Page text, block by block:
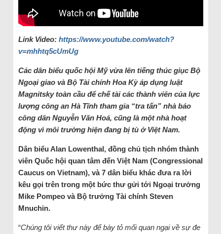
Link Video: https://www.youtube.com/watch?
v=mhhtq5cUmUg
Các dân biểu quốc hội Mỹ vừa lên tiếng thúc giục Bộ
Ngoại giao và Bộ Tài chính Hoa Kỳ áp dụng luật
Magnitsky toàn cầu để chế tài các thành viên của lực
lượng công an Hà Tĩnh tham gia “tra tấn” nhà báo
công dân Nguyễn Văn Hoá, cũng là một nhà hoạt
động vì môi trường hiện đang bị tù ở Việt Nam.
Dân biểu Alan Lowenthal, đồng chủ tịch nhóm thành
viên Quốc hội quan tâm đến Việt Nam (Congressional
Caucus on Vietnam), và 7 dân biểu khác đưa ra lời
kêu gọi trên trong một bức thư gửi tới Ngoại trưởng
Mike Pompeo và Bộ trưởng Tài chính Steven
Mnuchin.
“Chúng tôi viết thư này để bày tỏ mối quan ngại về sự đe